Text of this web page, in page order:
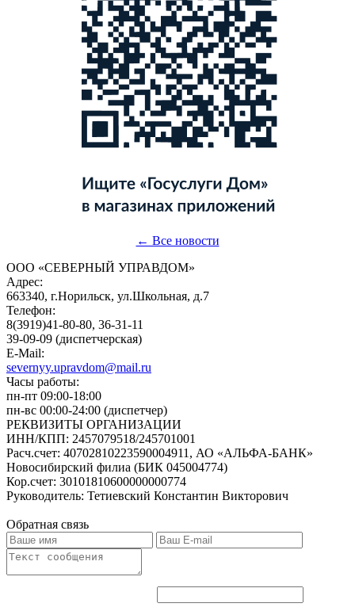
← Все новости
ООО «СЕВЕРНЫЙ УПРАВДОМ»
Адрес:
663340, г.Норильск, ул.Школьная, д.7
Телефон:
8(3919)41-80-80, 36-31-11
39-09-09 (диспетчерская)
E-Mail:
severnyy.upravdom@mail.ru
Часы работы:
пн-пт 09:00-18:00
пн-вс 00:00-24:00 (диспетчер)
РЕКВИЗИТЫ ОРГАНИЗАЦИИ
ИНН/КПП: 2457079518/245701001
Расч.счет: 40702810223590004911, АО «АЛЬФА-БАНК»
Новосибирский филиа (БИК 045004774)
Кор.счет: 30101810600000000774
Руководитель: Тетиевский Константин Викторович
Обратная связь